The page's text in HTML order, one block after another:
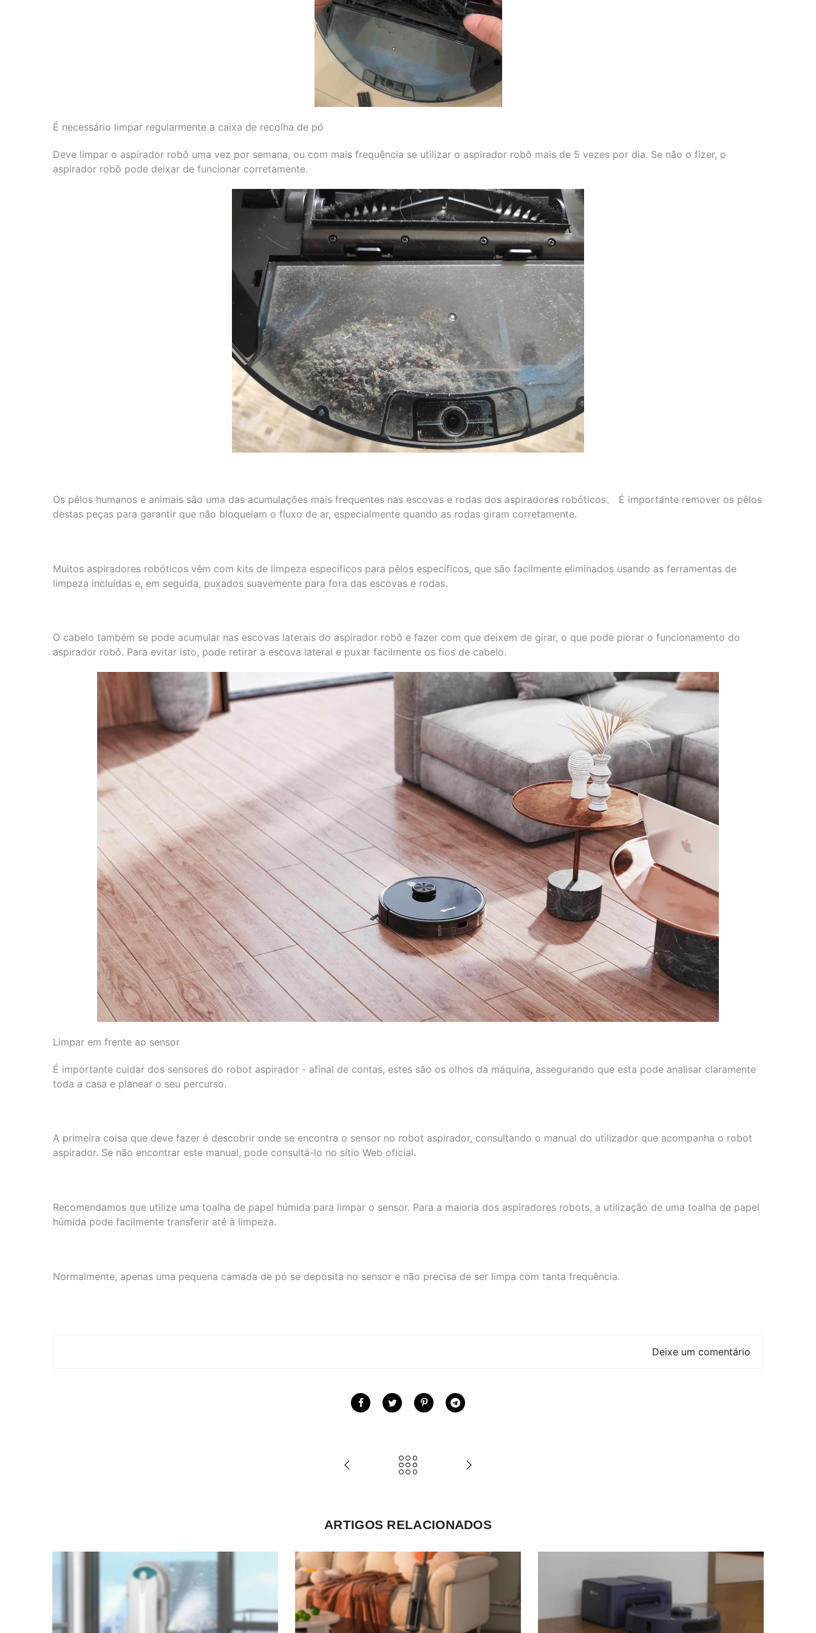
É necessário limpar regularmente a caixa de recolha de pó
Deve limpar o aspirador robô uma vez por semana, ou com mais frequência se utilizar o aspirador robô mais de 5 vezes por dia. Se não o fizer, o
aspirador robô pode deixar de funcionar corretamente.
Os pêlos humanos e animais são uma das acumulações mais frequentes nas escovas e rodas dos aspiradores robóticos。 É importante remover os pêlos
destas peças para garantir que não bloqueiam o fluxo de ar, especialmente quando as rodas giram corretamente.
Muitos aspiradores robóticos vêm com kits de limpeza específicos para pêlos específicos, que são facilmente eliminados usando as ferramentas de
limpeza incluídas e, em seguida, puxados suavemente para fora das escovas e rodas.
O cabelo também se pode acumular nas escovas laterais do aspirador robô e fazer com que deixem de girar, o que pode piorar o funcionamento do
aspirador robô. Para evitar isto, pode retirar a escova lateral e puxar facilmente os fios de cabelo.
Limpar em frente ao sensor
É importante cuidar dos sensores do robot aspirador - afinal de contas, estes são os olhos da máquina, assegurando que esta pode analisar claramente
toda a casa e planear o seu percurso.
A primeira coisa que deve fazer é descobrir onde se encontra o sensor no robot aspirador, consultando o manual do utilizador que acompanha o robot
aspirador. Se não encontrar este manual, pode consultá-lo no sítio Web oficial.
Recomendamos que utilize uma toalha de papel húmida para limpar o sensor. Para a maioria dos aspiradores robots, a utilização de uma toalha de papel
húmida pode facilmente transferir até à limpeza.
Normalmente, apenas uma pequena camada de pó se deposita no sensor e não precisa de ser limpa com tanta frequência.
Deixe um comentário
ARTIGOS RELACIONADOS